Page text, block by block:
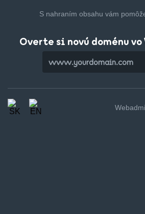
S nahraním obsahu vám
Overte si novú doménu